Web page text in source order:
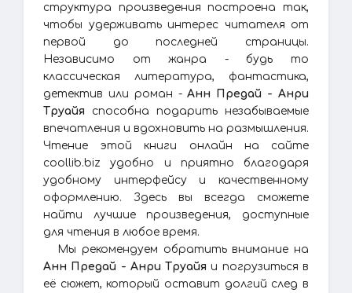
структура произведения построена так,
чтобы удерживать интерес читателя от
первой до последней страницы.
Независимо от жанра - будь то
классическая литература, фантастика,
детектив или роман -Анн Предай - Анри
Труайя способна подарить незабываемые
впечатления и вдохновить на размышления.
Чтение этой книги онлайн на сайте
coollib.biz удобно и приятно благодаря
удобному интерфейсу и качественному
оформлению. Здесь вы всегда сможете
найти лучшие произведения, доступные
для чтения в любое время.
Мы рекомендуем обратить внимание на
Анн Предай - Анри Труайя и погрузиться в
её сюжет, который оставит долгий след в